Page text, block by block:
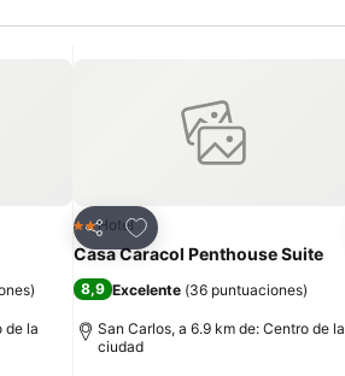
)
de la
Compartir
Agregar a favoritos
2 Estrellas
Hotel
Casa Caracol Penthouse Suite
8,9 Excelente (36 puntuaciones)
San Carlos, a 6.9 km de: Centro de la
ciudad